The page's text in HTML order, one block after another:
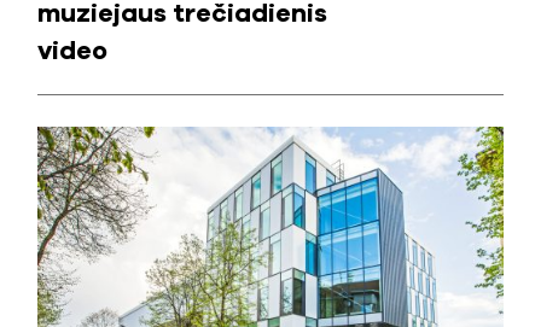
muziejaus trečiadienis
video